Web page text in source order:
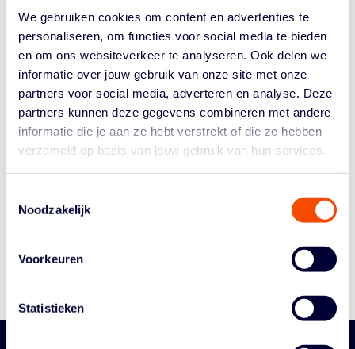
We gebruiken cookies om content en advertenties te
personaliseren, om functies voor social media te bieden
en om ons websiteverkeer te analyseren. Ook delen we
informatie over jouw gebruik van onze site met onze
partners voor social media, adverteren en analyse. Deze
partners kunnen deze gegevens combineren met andere
informatie die je aan ze hebt verstrekt of die ze hebben
verzameld op basis van jouw gebruik van hun services.
Noodzakelijk
Voorkeuren
Statistieken
door de...
Historie
Bestuur En Commissies
Reglementen